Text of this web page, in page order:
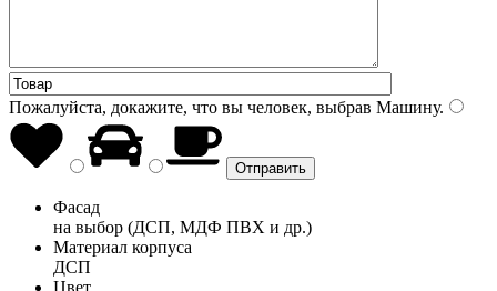
Пожалуйста, докажите, что вы человек, выбрав Машину.
Фасад
на выбор (ДСП, МДФ ПВХ и др.)
Материал корпуса
ДСП
Цвет